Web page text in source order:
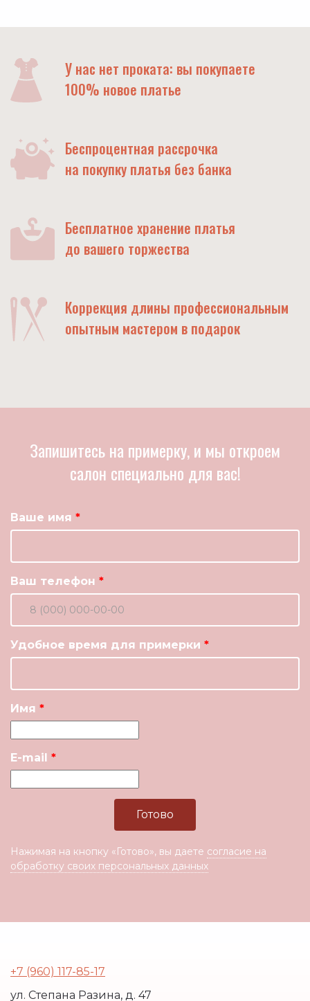
У нас нет проката: вы покупаете
100% новое платье
Беспроцентная рассрочка
на покупку платья без банка
Бесплатное хранение платья
до вашего торжества
Коррекция длины профессиональным
опытным мастером в подарок
Запишитесь на примерку, и мы откроем
салон специально для вас!
Ваше имя
Ваш телефон
Удобное время для примерки
Имя
E-mail
Нажимая на кнопку «Готово», вы даете согласие на
обработку своих персональных данных
+7 (960) 117-85-17
ул. Степана Разина, д. 47